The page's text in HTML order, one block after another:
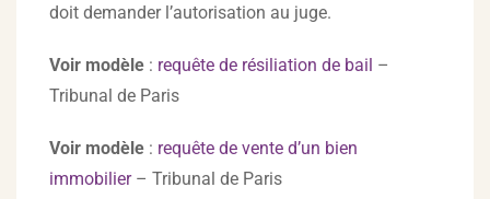
doit demander l’autorisation au juge.
Voir modèle : requête de résiliation de bail –
Tribunal de Paris
Voir modèle : requête de vente d’un bien
immobilier– Tribunal de Paris